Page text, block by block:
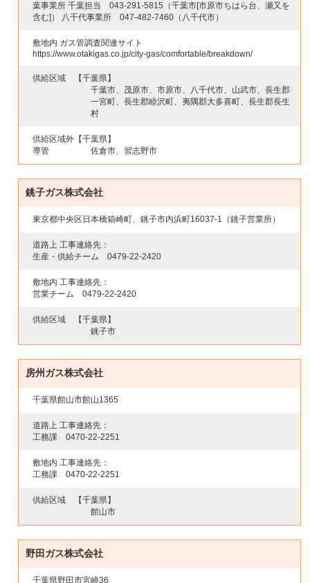
葉事業所 千葉担当043-291-5815 （千葉市[市原市ちはら台、瀬又を
含む]） 八千代事業所047-482-7460 （八千代市）
敷地内 ガス管調査関連サイト
https://www.otakigas.co.jp/city-gas/comfortable/breakdown/
供給区域
【千葉県】
千葉市、茂原市、市原市、八千代市、山武市、長生郡
一宮町、長生郡睦沢町、夷隅郡大多喜町、長生郡長生
村
供給区域外
導管
【千葉県】
佐倉市、習志野市
銚子ガス株式会社
東京都中央区日本橋箱崎町、銚子市内浜町16037-1（銚子営業所）
道路上 工事連絡先：
生産・供給チーム0479-22-2420
敷地内 工事連絡先：
営業チーム0479-22-2420
供給区域
【千葉県】
銚子市
房州ガス株式会社
千葉県館山市館山1365
道路上 工事連絡先：
工務課0470-22-2251
敷地内 工事連絡先：
工務課0470-22-2251
供給区域
【千葉県】
館山市
野田ガス株式会社
千葉県野田市宮崎36